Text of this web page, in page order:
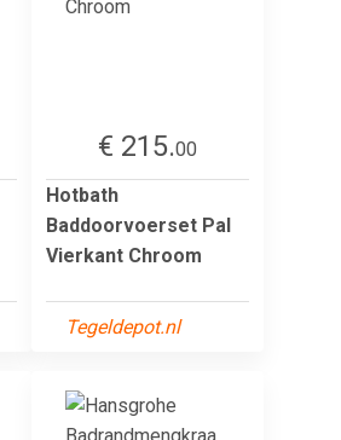
€ 215.00
Hotbath
Baddoorvoerset Pal
Vierkant Chroom
Tegeldepot.nl